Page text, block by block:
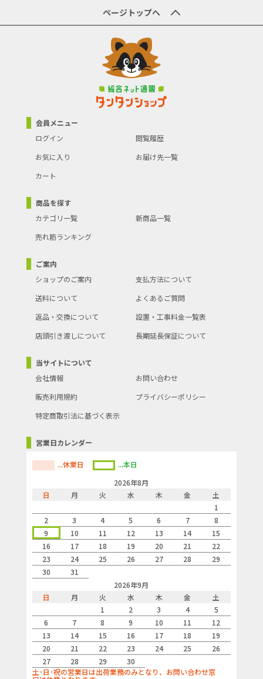
ページトップへ
会員メニュー
ログイン
閲覧履歴
お気に入り
お届け先一覧
カート
商品を探す
カテゴリ一覧
新商品一覧
売れ筋ランキング
ご案内
ショップのご案内
支払方法について
送料について
よくあるご質問
返品・交換について
設置・工事料金一覧表
店頭引き渡しについて
長期延長保証について
当サイトについて
会社情報
お問い合わせ
販売利用規約
プライバシーポリシー
特定商取引法に基づく表示
営業日カレンダー
...休業日
...本日
2026年8月
日
月 火 水 木 金
土
1
2
3 4 5 6 7
8
9
10 11 12 13 14
15
16
17 18 19 20 21
22
23
24 25 26 27 28
29
30
31
2026年9月
日
月 火 水 木 金
土
1
2 3 4
5
6
7 8 9 10 11
12
13
14 15 16 17 18
19
20
21 22 23 24 25
26
27
28 29
30
土･日･祝の営業日は出荷業務のみとなり、お問い合わせ窓